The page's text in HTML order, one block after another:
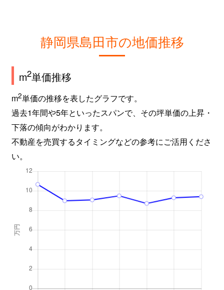
静岡県島田市の地価推移
m2単価推移
m2単価の推移を表したグラフです。
過去1年間や5年といったスパンで、その坪単価の上昇・
下落の傾向がわかります。
不動産を売買するタイミングなどの参考にご活用くださ
い。